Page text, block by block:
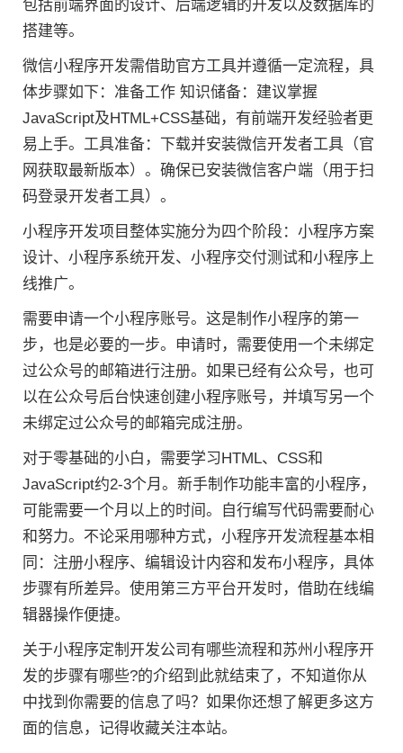
包括前端界面的设计、后端逻辑的开发以及数据库的
搭建等。
微信小程序开发需借助官方工具并遵循一定流程，具
体步骤如下：准备工作 知识储备：建议掌握
JavaScript及HTML+CSS基础，有前端开发经验者更
易上手。工具准备：下载并安装微信开发者工具（官
网获取最新版本）。确保已安装微信客户端（用于扫
码登录开发者工具）。
小程序开发项目整体实施分为四个阶段：小程序方案
设计、小程序系统开发、小程序交付测试和小程序上
线推广。
需要申请一个小程序账号。这是制作小程序的第一
步，也是必要的一步。申请时，需要使用一个未绑定
过公众号的邮箱进行注册。如果已经有公众号，也可
以在公众号后台快速创建小程序账号，并填写另一个
未绑定过公众号的邮箱完成注册。
对于零基础的小白，需要学习HTML、CSS和
JavaScript约2-3个月。新手制作功能丰富的小程序，
可能需要一个月以上的时间。自行编写代码需要耐心
和努力。不论采用哪种方式，小程序开发流程基本相
同：注册小程序、编辑设计内容和发布小程序，具体
步骤有所差异。使用第三方平台开发时，借助在线编
辑器操作便捷。
关于小程序定制开发公司有哪些流程和苏州小程序开
发的步骤有哪些?的介绍到此就结束了，不知道你从
中找到你需要的信息了吗？如果你还想了解更多这方
面的信息，记得收藏关注本站。